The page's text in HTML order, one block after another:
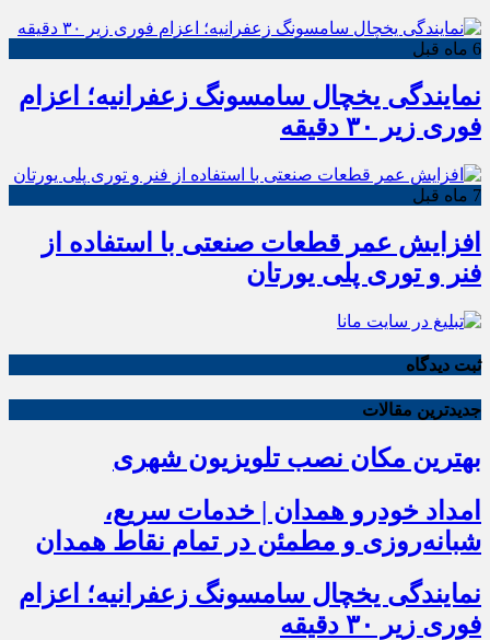
6 ماه قبل
نمایندگی یخچال سامسونگ زعفرانیه؛ اعزام
فوری زیر ۳۰ دقیقه
7 ماه قبل
افزایش عمر قطعات صنعتی با استفاده از
فنر و توری پلی یورتان
ثبت دیدگاه
جدیدترین مقالات
بهترین مکان نصب تلویزیون شهری
امداد خودرو همدان | خدمات سریع،
شبانه‌روزی و مطمئن در تمام نقاط همدان
نمایندگی یخچال سامسونگ زعفرانیه؛ اعزام
فوری زیر ۳۰ دقیقه